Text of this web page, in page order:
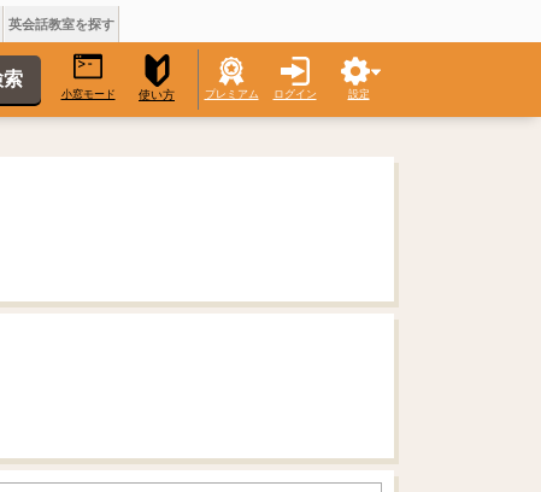
英会話教室を探す
小窓モード 使い方 プレミアム ログイン 設定